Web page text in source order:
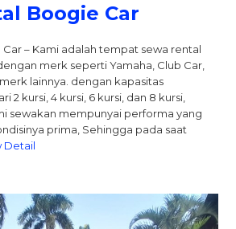
Boogie Car
– Kami adalah tempat sewa rental
merk seperti Yamaha, Club Car,
lainnya. dengan kapasitas
2 kursi, 4 kursi, 6 kursi, dan 8 kursi,
sewakan mempunyai performa yang
prima, Sehingga pada saat
Detail